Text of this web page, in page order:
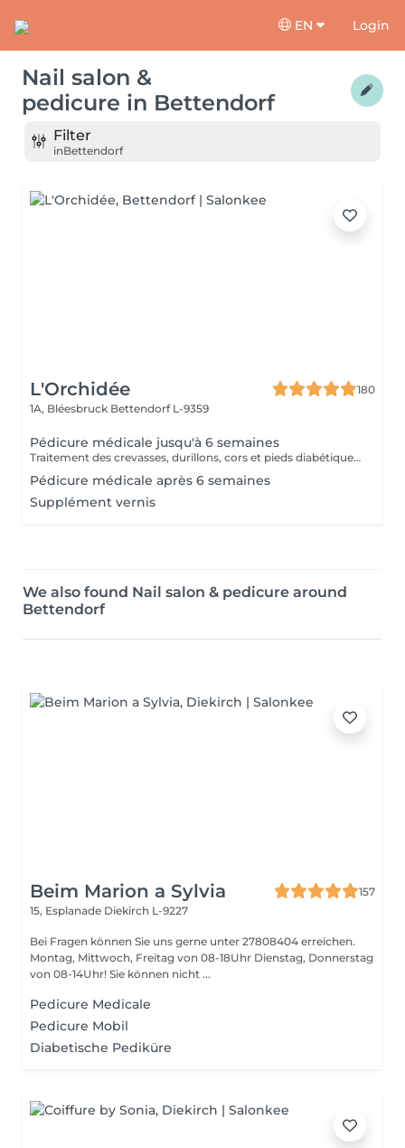
EN Login
Nail salon &
pedicure in Bettendorf
Filter
inBettendorf
L'Orchidée
180
1A, Bléesbruck Bettendorf L-9359
Pédicure médicale jusqu'à 6 semaines
Traitement des crevasses, durillons, cors et pieds diabétiques, correction des ongles incarnés. Les pieds sont les piliers du corps humain, prenons-en soin !
Pédicure médicale après 6 semaines
Supplément vernis
We also found Nail salon & pedicure around
Bettendorf
Beim Marion a Sylvia
157
15, Esplanade Diekirch L-9227
Bei Fragen können Sie uns gerne unter 27808404 erreichen.
Montag, Mittwoch, Freitag von 08-18Uhr Dienstag, Donnerstag
von 08-14Uhr! Sie können nicht ...
Pedicure Medicale
Pedicure Mobil
Diabetische Pediküre